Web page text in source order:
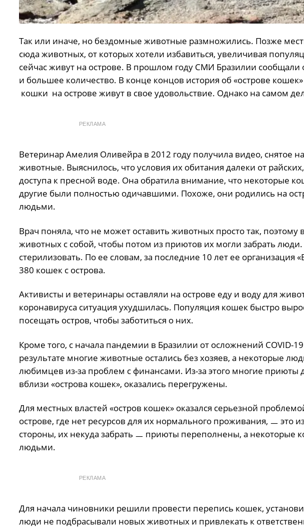
Так или иначе, но бездомные животные размножились. Позже
сюда животных, от которых хотели избавиться, увеличивая
сейчас живут на острове. В прошлом году СМИ Бразилии сообщали
и большее количество. В конце концов история об «острове
кошки на острове живут в свое удовольствие. Однако на самом
РЕКЛАМА
Ветеринар Амелия Оливейра в 2012 году получила видео, снятое
животные. Выяснилось, что условия их обитания далеки от
доступа к пресной воде. Она обратила внимание, что некоторые
другие были полностью одичавшими. Похоже, они родились на
людьми.
Врач поняла, что не может оставить животных просто так,
животных с собой, чтобы потом из приютов их могли забрать
стерилизовать. По ее словам, за последние 10 лет ее организация
380 кошек с острова.
Активисты и ветеринары оставляли на острове еду и воду для
коронавируса ситуация ухудшилась. Популяция кошек быстро
посещать остров, чтобы заботиться о них.
Кроме того, с начала пандемии в Бразилии от осложнений COVID-
результате многие животные остались без хозяев, а некоторые
любимцев из-за проблем с финансами. Из-за этого многие
вблизи «острова кошек», оказались перегружены.
Для местных властей «остров кошек» оказался серьезной
острове, где нет ресурсов для их нормального проживания, ㅡ это
стороны, их некуда забрать ㅡ приюты переполнены, а некоторые
людьми.
РЕКЛАМА
Для начала чиновники решили провести перепись кошек,
люди не подбрасывали новых животных и привлекать к